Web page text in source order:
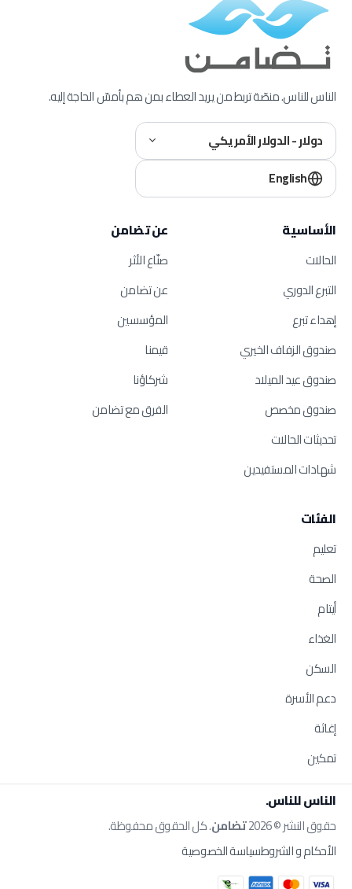
الناس للناس. منصّة تربط من يريد العطاء بمن هم بأمسّ الحاجة إليه.
دولار - الدولار الأمريكي
English
الأساسية
الحالات
التبرع الدوري
إهداء تبرع
صندوق الزفاف الخيري
صندوق عيد الميلاد
صندوق مخصص
تحديثات الحالات
شهادات المستفيدين
عن تضامن
صنّاع الأثر
عن تضامن
المؤسسين
قيمنا
شركاؤنا
الفرق مع تضامن
الفئات
تعليم
الصحة
أيتام
الغذاء
السكن
دعم الأسرة
إغاثة
تمكين
الناس للناس.
حقوق النشر © 2026 تضامن. كل الحقوق محفوظة.
الأحكام و الشروطسياسة الخصوصية